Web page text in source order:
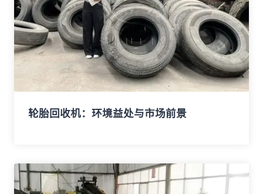
轮胎回收机：环境益处与市场前景